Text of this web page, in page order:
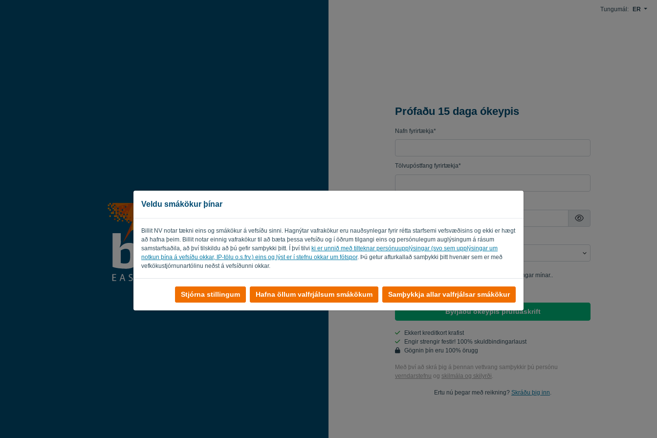
Veldu smákökur þínar
Billit NV notar tækni eins og smákökur á vefsíðu sinni. Hagnýtar vafrakökur eru nauðsynlegar fyrir rétta starfsemi vefsvæðisins og ekki er hægt
að hafna þeim. Billit notar einnig vafrakökur til að bæta þessa vefsíðu og í öðrum tilgangi eins og persónulegum auglýsingum á rásum
samstarfsaðila, að því tilskildu að þú gefir samþykki þitt. Í því tilvi ki er unnið með tilteknar persónuupplýsingar (svo sem upplýsingar um
notkun þína á vefsíðu okkar, IP-tölu o.s.frv.) eins og lýst er í stefnu okkar um fótspor. Þú getur afturkallað samþykki þitt hvenær sem er með
vefkökustjórnunartólinu neðst á vefsíðunni okkar.
Stjórna stillingum Hafna öllum valfrjálsum smákökum Samþykkja allar valfrjálsar smákökur
Tungumál: ER
Prófaðu 15 daga ókeypis
Nafn fyrirtækja*
Tölvupóstfang fyrirtækja*
Já, þú getur rannsakað framleiðsludagsetningar mínar..
Já, þú getur sent mér markaðsuppfærslur.
Byrjaðu ókeypis prufuáskrift
Ekkert kreditkort krafist
Engir strengir festir! 100% skuldbindingarlaust
Gögnin þín eru 100% örugg
Með því að skrá þig á þennan vettvang samþykkir þú persónu
verndarstefnu og skilmála og skilyrði.
Ertu nú þegar með reikning? Skráðu þig inn.